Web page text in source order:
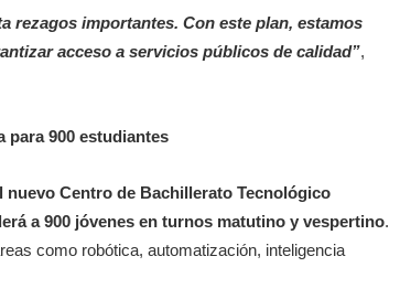
rezagos importantes. Con este plan, estamos
acceso a servicios públicos de calidad”,
para 900 estudiantes
Centro de Bachillerato Tecnológico
a 900 jóvenes en turnos matutino y vespertino.
como robótica, automatización, inteligencia